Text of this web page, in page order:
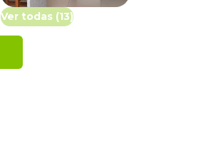
Ver todas (13)